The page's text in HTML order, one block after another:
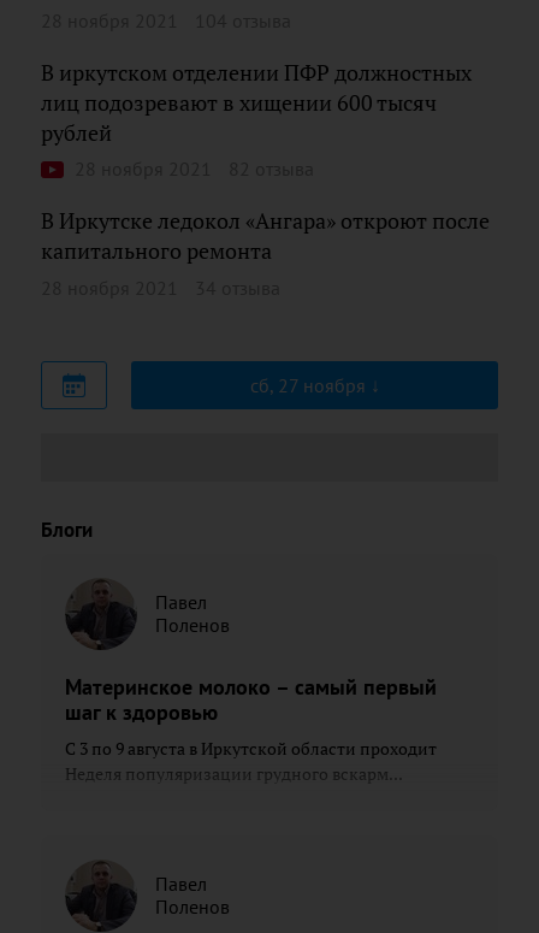
В иркутском отделении ПФР должностных
лиц подозревают в хищении 600 тысяч
рублей
В Иркутске ледокол «Ангара» откроют после
капитального ремонта
сб, 27 ноября
Блоги
Павел
Поленов
Материнское молоко – самый первый
шаг к здоровью
С 3 по 9 августа в Иркутской области проходит
Неделя популяризации грудного вскарм...
Павел
Поленов